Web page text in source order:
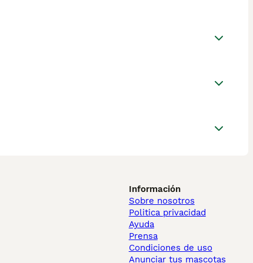
Información
Sobre nosotros
Politica privacidad
Ayuda
Prensa
Condiciones de uso
Anunciar tus mascotas